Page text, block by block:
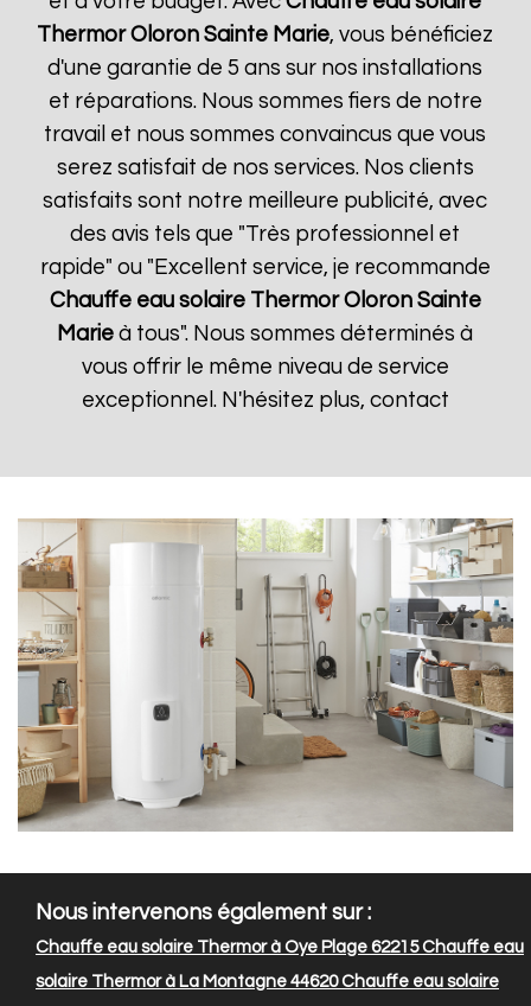
Thermor Oloron Sainte Marie, vous bénéficiez
d'une garantie de 5 ans sur nos installations
et réparations. Nous sommes fiers de notre
travail et nous sommes convaincus que vous
serez satisfait de nos services. Nos clients
satisfaits sont notre meilleure publicité, avec
des avis tels que "Très professionnel et
rapide" ou "Excellent service, je recommande
Chauffe eau solaire Thermor Oloron Sainte
Marie à tous". Nous sommes déterminés à
vous offrir le même niveau de service
exceptionnel. N'hésitez plus, contact
Nous intervenons également sur :
Chauffe eau solaire Thermor à Oye Plage 62215Chauffe eau
solaire Thermor à La Montagne 44620Chauffe eau solaire